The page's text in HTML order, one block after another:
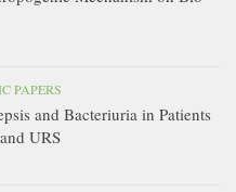
PAPERS
and Bacteriuria in Patients
URS